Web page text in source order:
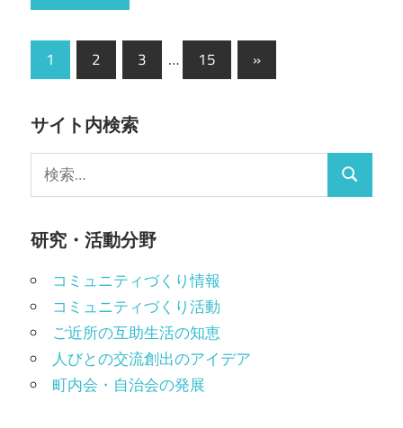
投
稿
の
ペ
ー
ジ
送
り
1 2 3 … 15
次
の
»
サイト内検索
索:
検
研究・活動分野
コミュニティづくり情報
コミュニティづくり活動
ご近所の互助生活の知恵
人びとの交流創出のアイデア
町内会・自治会の発展